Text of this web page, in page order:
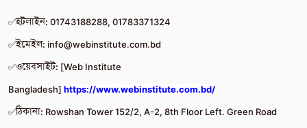
✅হটলাইন: 01743188288, 01783371324
✅ইমেইল: info@webinstitute.com.bd
✅ওয়েবসাইট: [Web Institute
Bangladesh] https://www.webinstitute.com.bd/
✅ঠিকানা: Rowshan Tower 152/2, A-2, 8th Floor Left. Green Road